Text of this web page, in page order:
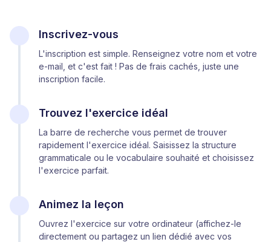
Inscrivez-vous
L'inscription est simple. Renseignez votre nom et votre
e-mail, et c'est fait ! Pas de frais cachés, juste une
inscription facile.
Trouvez l'exercice idéal
La barre de recherche vous permet de trouver
rapidement l'exercice idéal. Saisissez la structure
grammaticale ou le vocabulaire souhaité et choisissez
l'exercice parfait.
Animez la leçon
Ouvrez l'exercice sur votre ordinateur (affichez-le
directement ou partagez un lien dédié avec vos